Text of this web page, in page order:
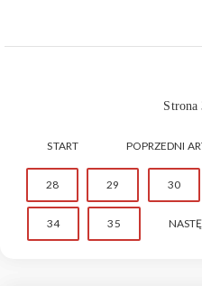
Strona
START POPRZEDNI
28 29 30
34 35